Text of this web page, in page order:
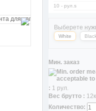
10 - рул.s
Выберете
White
Мин. заказ
: 1 рул.
Вес брутто :
Количество: